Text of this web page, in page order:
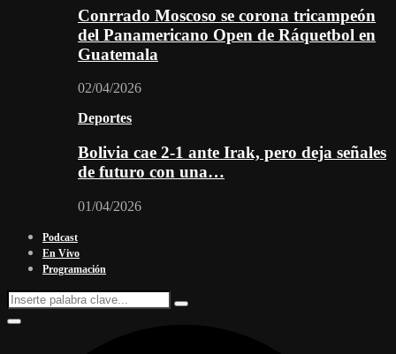
Conrrado Moscoso se corona tricampeón
del Panamericano Open de Ráquetbol en
Guatemala
02/04/2026
Deportes
Bolivia cae 2-1 ante Irak, pero deja señales
de futuro con una…
01/04/2026
Podcast
En Vivo
Programación
Search
for:
Search
Facebook
Twitter
Instagram
Youtube
Email
Twitch
Whatsapp
Primary